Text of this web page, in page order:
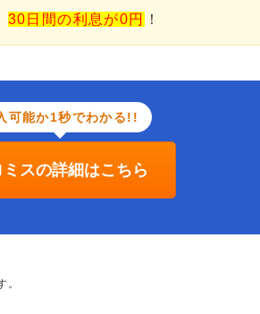
30日間の利息が0円
！
可能か1秒でわかる!!
ミスの詳細はこちら
。